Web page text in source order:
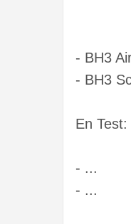
- BH3
- BH3
En Test:
- ...
- ...